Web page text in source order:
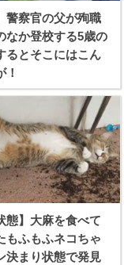
警察官の父が殉職
なか登校する5歳の
るとそこにはこん
！
態】大麻を食べて
もふもふネコちゃ
決まり状態で発見